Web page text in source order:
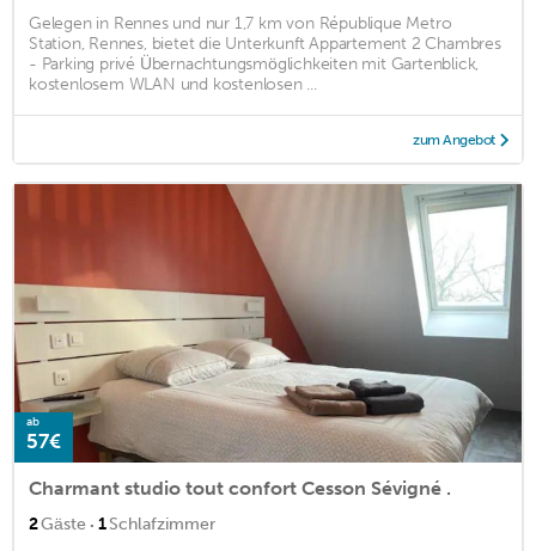
Gelegen in Rennes und nur 1,7 km von République Metro
Station, Rennes, bietet die Unterkunft Appartement 2 Chambres
- Parking privé Übernachtungsmöglichkeiten mit Gartenblick,
kostenlosem WLAN und kostenlosen ...
zum Angebot
ab
57€
Charmant studio tout confort Cesson Sévigné .
2Gäste · 1Schlafzimmer